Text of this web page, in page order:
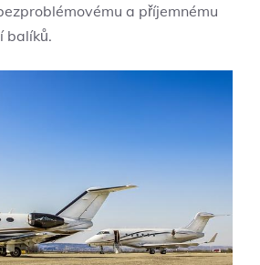
a příjemnému
balíků.